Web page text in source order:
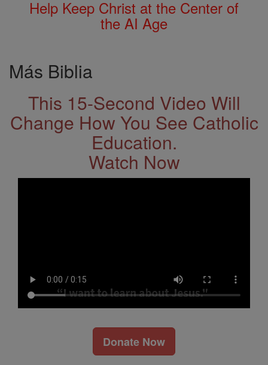
Help Keep Christ at the Center of
the AI Age
Más Biblia
This 15-Second Video Will
Change How You See Catholic
Education.
Watch Now
Donate Now